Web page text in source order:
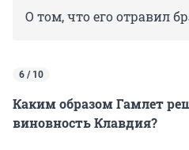
О том, что его отравил
6 / 10
Каким образом Гамлет
виновность Клавдия?